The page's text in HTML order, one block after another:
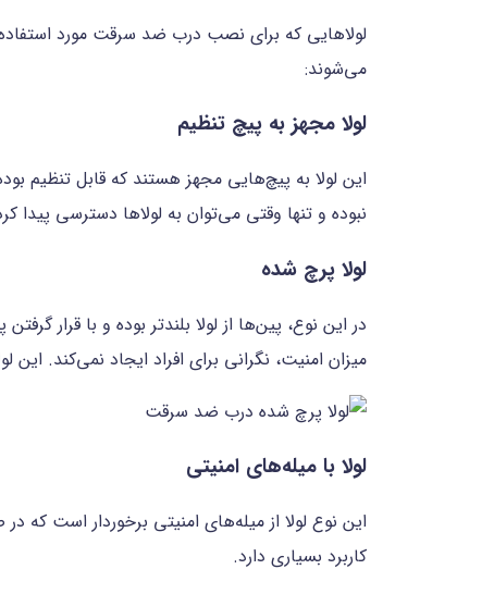
لولاهایی که برای نصب درب ضد سرقت مورد استفاده
می‌شوند:
لولا مجهز به پیچ تنظیم
این لولا به پیچ‌هایی مجهز هستند که قابل تنظیم
نبوده و تنها وقتی می‌توان به لولاها دسترسی پیدا
لولا پرچ شده
در این نوع، پین‌ها از لولا بلندتر بوده و با قرار
میزان امنیت، نگرانی برای افراد ایجاد نمی‌کند. این
لولا با میله‌های امنیتی
این نوع لولا از میله‌های امنیتی برخوردار است که
کاربرد بسیاری دارد.